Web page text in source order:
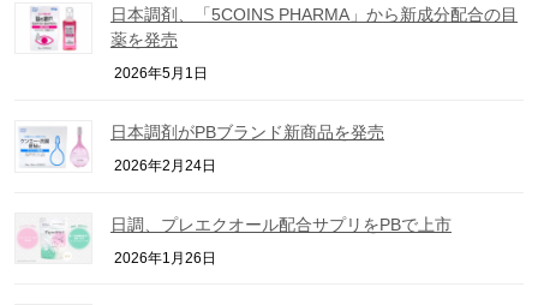
日本調剤、「5COINS PHARMA」から新成分配合の目
薬を発売
2026年5月1日
日本調剤がPBブランド新商品を発売
2026年2月24日
日調、プレエクオール配合サプリをPBで上市
2026年1月26日